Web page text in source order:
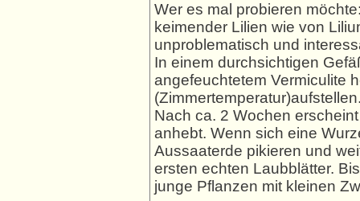
Wer es mal probieren
keimender Lilien wie von
unproblematisch und
In einem durchsichtigen
angefeuchtetem Vermiculite
Nach ca. 2 Wochen
anhebt. Wenn sich eine
Aussaaterde pikieren und
ersten echten Laubblätter.
junge Pflanzen mit kleinen